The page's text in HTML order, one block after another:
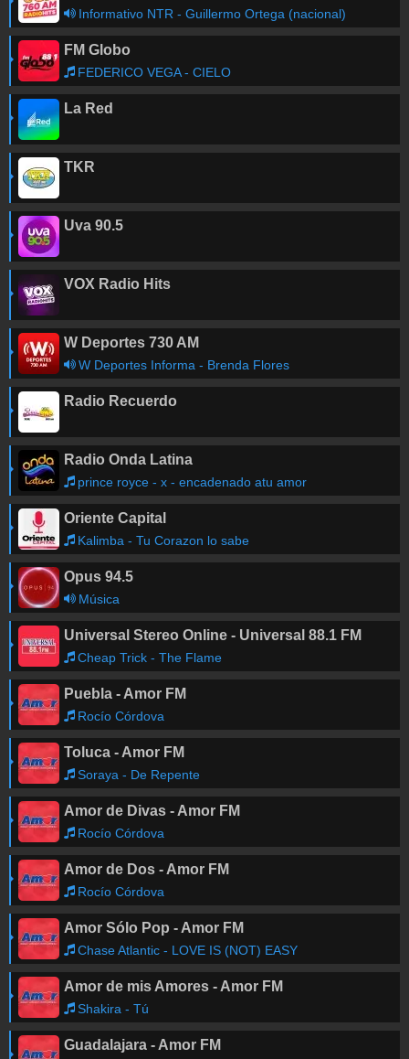
Informativo NTR - Guillermo Ortega (nacional)
FM Globo
FEDERICO VEGA - CIELO
La Red
TKR
Uva 90.5
VOX Radio Hits
W Deportes 730 AM
W Deportes Informa - Brenda Flores
Radio Recuerdo
Radio Onda Latina
prince royce - x - encadenado atu amor
Oriente Capital
Kalimba - Tu Corazon lo sabe
Opus 94.5
Música
Universal Stereo Online - Universal 88.1 FM
Cheap Trick - The Flame
Puebla - Amor FM
Rocío Córdova
Toluca - Amor FM
Soraya - De Repente
Amor de Divas - Amor FM
Rocío Córdova
Amor de Dos - Amor FM
Rocío Córdova
Amor Sólo Pop - Amor FM
Chase Atlantic - LOVE IS (NOT) EASY
Amor de mis Amores - Amor FM
Shakira - Tú
Guadalajara - Amor FM